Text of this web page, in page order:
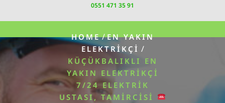
0551 471 35 91
HOME/EN YAKIN
ELEKTRIKÇI /
KÜÇÜKBALIKLI EN
YAKIN ELEKTRIKÇI
7/24 ELEKTRIK
USTASI, TAMIRCISI